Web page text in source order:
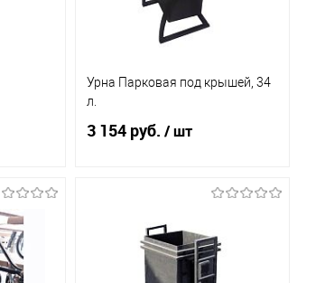
Урна Парковая под крышей, 34
л.
3 154 руб. / шт
Купить в 1 клик
К
сравнению